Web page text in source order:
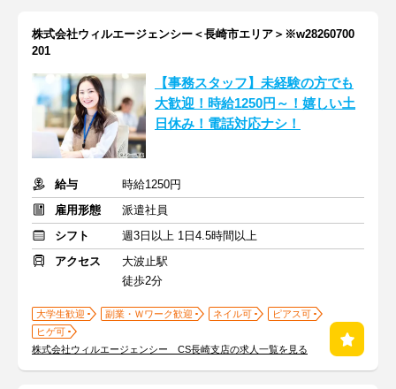
株式会社ウィルエージェンシー＜長崎市エリア＞※w28260700
201
【事務スタッフ】未経験の方でも
大歓迎！時給1250円～！嬉しい土
日休み！電話対応ナシ！
給与
時給1250円
雇用形態
派遣社員
シフト
週3日以上 1日4.5時間以上
アクセス
大波止駅
徒歩2分
大学生歓迎 副業・Ｗワーク歓迎 ネイル可
ピアス可
ヒゲ可
株式会社ウィルエージェンシー CS長崎支店の求人一覧を見る